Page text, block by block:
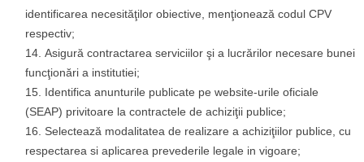
identificarea necesităţilor obiective, menţionează codul CPV
respectiv;
Asigură contractarea serviciilor şi a lucrărilor necesare bunei
funcţionări a institutiei;
Identifica anunturile publicate pe website-urile oficiale
(SEAP) privitoare la contractele de achiziţii publice;
Selectează modalitatea de realizare a achiziţiilor publice, cu
respectarea si aplicarea prevederile legale in vigoare;